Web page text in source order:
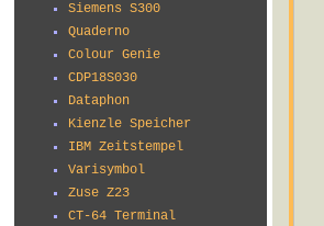
Siemens S300
Quaderno
Colour Genie
CDP18S030
Dataphon
Kienzle Speicher
IBM Zeitstempel
Varisymbol
Zuse Z23
CT-64 Terminal